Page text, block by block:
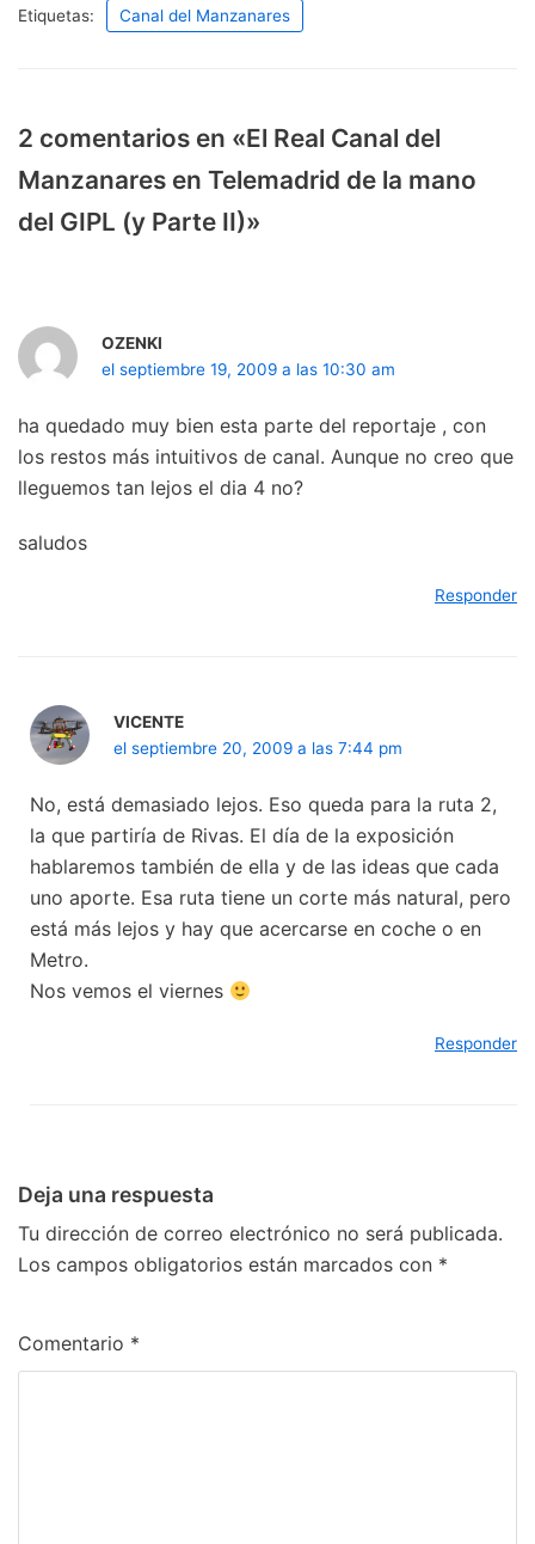
Etiquetas: Canal del Manzanares
2 comentarios en «El Real Canal del
Manzanares en Telemadrid de la mano
del GIPL (y Parte II)»
OZENKI
el septiembre 19, 2009 a las 10:30 am
ha quedado muy bien esta parte del reportaje , con
los restos más intuitivos de canal. Aunque no creo que
lleguemos tan lejos el dia 4 no?
saludos
Responder
VICENTE
el septiembre 20, 2009 a las 7:44 pm
No, está demasiado lejos. Eso queda para la ruta 2,
la que partiría de Rivas. El día de la exposición
hablaremos también de ella y de las ideas que cada
uno aporte. Esa ruta tiene un corte más natural, pero
está más lejos y hay que acercarse en coche o en
Metro.
Nos vemos el viernes
Responder
Deja una respuesta
Tu dirección de correo electrónico no será publicada.
Los campos obligatorios están marcados con *
Comentario *